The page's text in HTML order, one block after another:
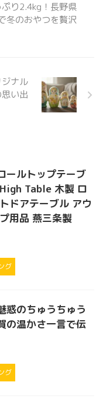
ぷり2.4kg！長野県
冬のおやつを贅沢
ジナル
い出
ールトップテーブ
Table 木製 ロ
ドアテーブル アウ
用品 燕三条製
グ
惑のちゅうちゅう
の温かさ一言で伝
グ